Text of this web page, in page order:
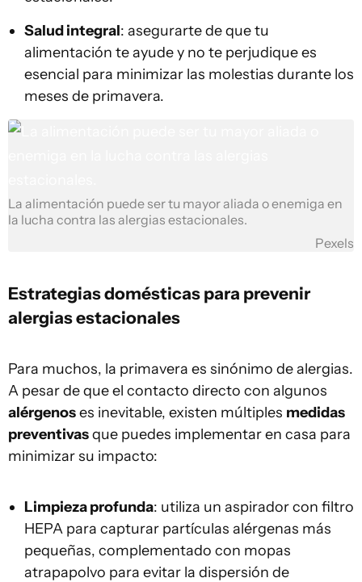
Salud integral: asegurarte de que tu
alimentación te ayude y no te perjudique es
esencial para minimizar las molestias durante los
meses de primavera.
La alimentación puede ser tu mayor aliada o enemiga en
la lucha contra las alergias estacionales.
Pexels
Estrategias domésticas para prevenir
alergias estacionales
Para muchos, la primavera es sinónimo de alergias.
A pesar de que el contacto directo con algunos
alérgenoses inevitable, existen múltiples medidas
preventivasque puedes implementar en casa para
minimizar su impacto:
Limpieza profunda: utiliza un aspirador con filtro
HEPA para capturar partículas alérgenas más
pequeñas, complementado con mopas
atrapapolvo para evitar la dispersión de